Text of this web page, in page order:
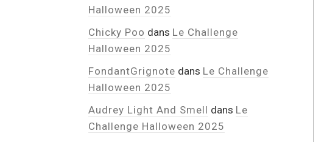
Halloween 2025
Chicky Poo dans Le Challenge
Halloween 2025
FondantGrignote dans Le Challenge
Halloween 2025
Audrey Light And Smell dans Le
Challenge Halloween 2025